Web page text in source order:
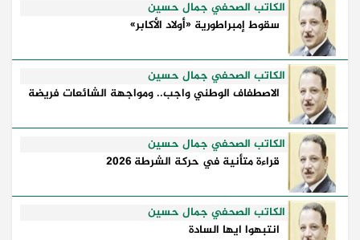
...
الكاتب الصحفي جمال حسين
سقوط إمبراطورية «أولاد الأكابر»
الكاتب الصحفي جمال حسين
الاصطفاف الوطني واجب.. ومواجهة الشائعات فريضة
الكاتب الصحفي جمال حسين
قراءة متأنية في حركة الشرطة 2026
الكاتب الصحفي جمال حسين
انتبهوا ايها السادة